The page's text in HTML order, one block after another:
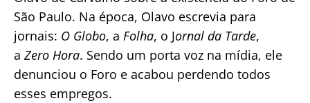
São Paulo. Na época, Olavo escrevia para
jornais: O Globo, a Folha, o Jornal da Tarde,
a Zero Hora. Sendo um porta voz na mídia, ele
denunciou o Foro e acabou perdendo todos
esses empregos.